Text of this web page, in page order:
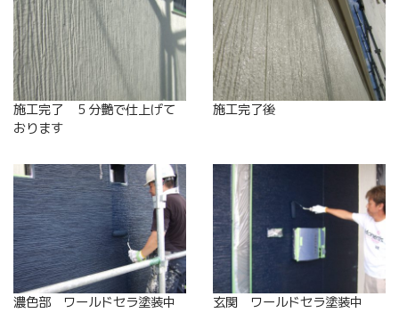
施工完了 ５分艶で仕上げて
おります
施工完了後
濃色部 ワールドセラ塗装中 玄関 ワールドセラ塗装中